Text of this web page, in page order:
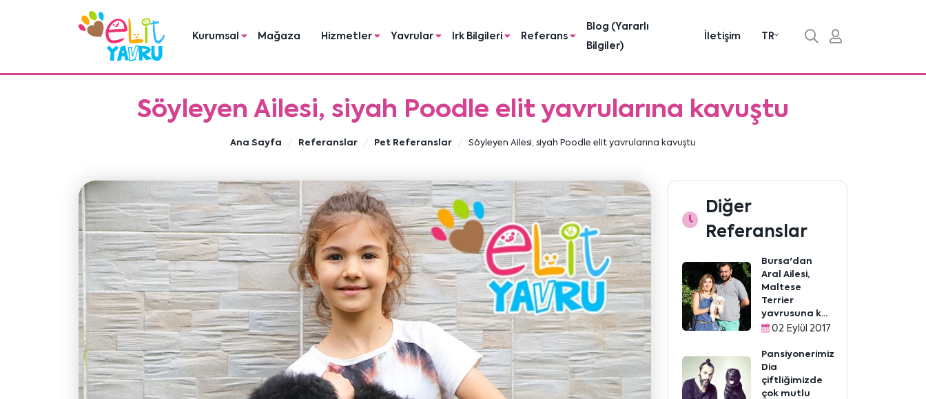
Kurumsal Mağaza Hizmetler Yavrular Irk Bilgileri Referans
Blog (Yararlı
Bilgiler)
İletişim TR
Söyleyen Ailesi, siyah Poodle elit yavrularına kavuştu
Ana Sayfa Referanslar Pet Referanslar Söyleyen Ailesi, siyah Poodle elit yavrularına kavuştu
Diğer
Referanslar
Bursa'dan
Aral Ailesi,
Maltese
Terrier
yavrusuna k...
02 Eylül 2017
Pansiyonerimiz
Dia
çiftliğimizde
çok mutlu